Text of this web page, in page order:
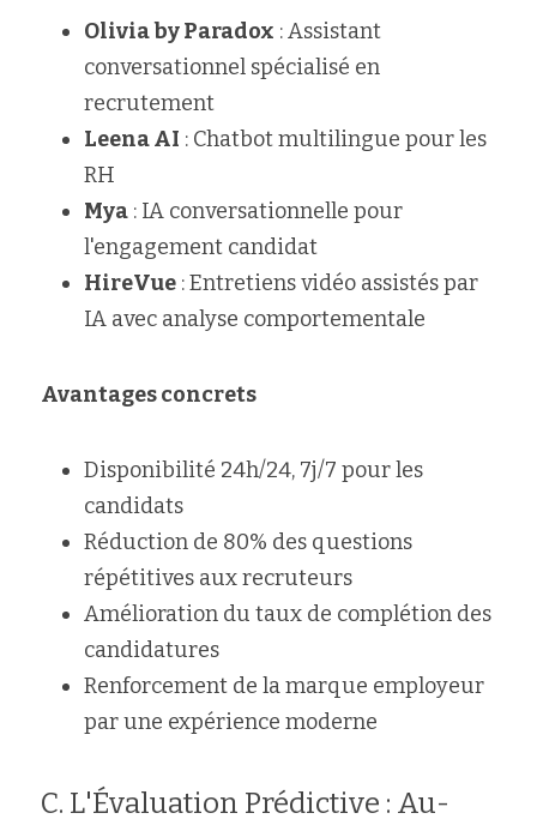
Olivia by Paradox : Assistant
conversationnel spécialisé en
recrutement
Leena AI : Chatbot multilingue pour les
RH
Mya : IA conversationnelle pour
l'engagement candidat
HireVue : Entretiens vidéo assistés par
IA avec analyse comportementale
Avantages concrets
Disponibilité 24h/24, 7j/7 pour les
candidats
Réduction de 80% des questions
répétitives aux recruteurs
Amélioration du taux de complétion des
candidatures
Renforcement de la marque employeur
par une expérience moderne
C. L'Évaluation Prédictive : Au-